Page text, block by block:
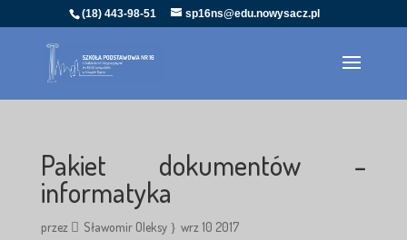
(18) 443-98-51 sp16ns@edu.nowysacz.pl
Pakiet dokumentów –
informatyka
przez Sławomir Oleksy wrz 10 2017